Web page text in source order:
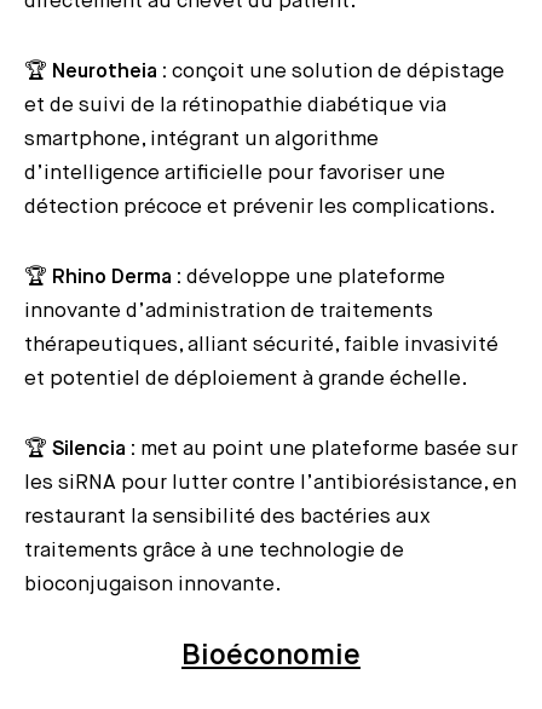
🏆 Neurotheia : conçoit une solution de dépistage
et de suivi de la rétinopathie diabétique via
smartphone, intégrant un algorithme
d’intelligence artificielle pour favoriser une
détection précoce et prévenir les complications.
🏆 Rhino Derma : développe une plateforme
innovante d’administration de traitements
thérapeutiques, alliant sécurité, faible invasivité
et potentiel de déploiement à grande échelle.
🏆 Silencia : met au point une plateforme basée sur
les siRNA pour lutter contre l’antibiorésistance, en
restaurant la sensibilité des bactéries aux
traitements grâce à une technologie de
bioconjugaison innovante.
Bioéconomie